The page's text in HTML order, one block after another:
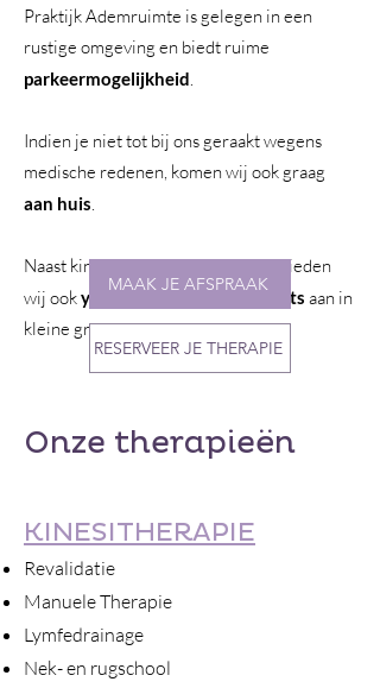
Praktijk Ademruimte is gelegen in een
rustige omgeving en biedt ruime
parkeermogelijkheid.
Indien je niet tot bij ons geraakt wegens
medische redenen, komen wij ook graag
aan huis.
Naast kinesitherapie en coaching, bieden
wij ookyoga, ademwerk en retreats aan in
kleine groepen.
MAAK JE AFSPRAAK
RESERVEER JE THERAPIE
Onze therapieën
KINESITHERAPIE
Revalidatie
Manuele Therapie
Lymfedrainage
Nek- en rugschool